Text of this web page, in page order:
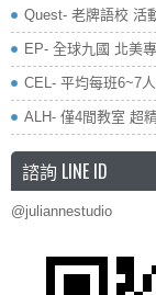
Quest- 老牌語校 活
EP- 全球九國 北美
CEL- 平均每班6~7
ALH- 僅4間教室 超
諮詢 LINE ID
@juliannestudio